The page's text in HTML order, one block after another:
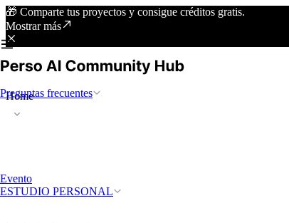
🎁 Comparte tus proyectos y consigue créditos gratis.
Mostrar más
Preguntas frecuentes
Evento
ESTUDIO PERSONAL
Home